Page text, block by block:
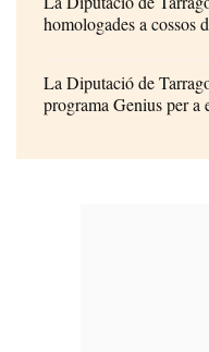
homologades a cossos
La Diputació de
programa Genius per a